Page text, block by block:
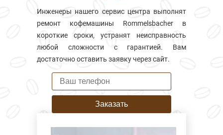
Инженеры нашего сервис центра выполнят
ремонт кофемашины Rommelsbacher в
короткие сроки, устранят неисправность
любой сложности с гарантией. Вам
достаточно оставить заявку через сайт.
Заказать